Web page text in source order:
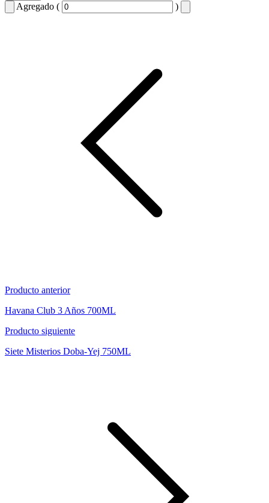
Agregado ( )
Producto anterior
Havana Club 3 Años 700ML
Producto siguiente
Siete Misterios Doba-Yej 750ML